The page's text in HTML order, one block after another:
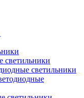
светильники
светильники